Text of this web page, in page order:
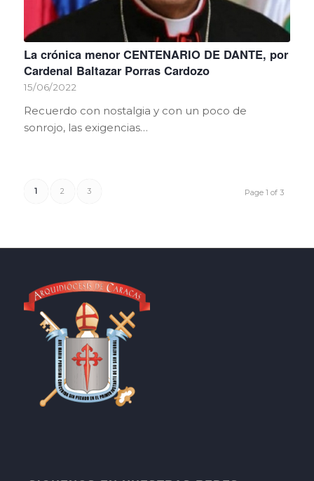
La crónica menor CENTENARIO DE DANTE, por
Cardenal Baltazar Porras Cardozo
15/06/2022
Recuerdo con nostalgia y con un poco de
sonrojo, las exigencias…
Page 1 of 3
1 2 3